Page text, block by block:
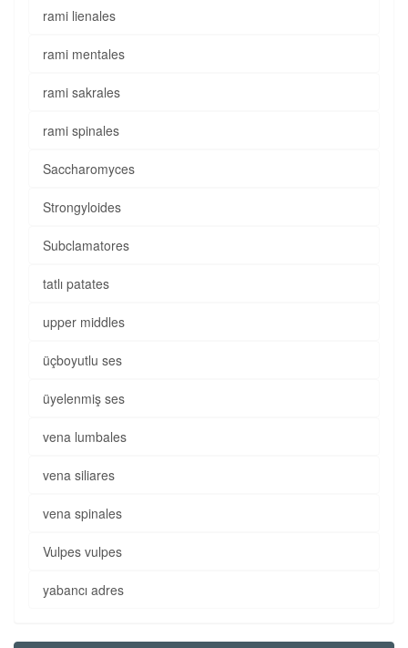
rami lienales
rami mentales
rami sakrales
rami spinales
Saccharomyces
Strongyloides
Subclamatores
tatlı patates
upper middles
üçboyutlu ses
üyelenmiş ses
vena lumbales
vena siliares
vena spinales
Vulpes vulpes
yabancı adres